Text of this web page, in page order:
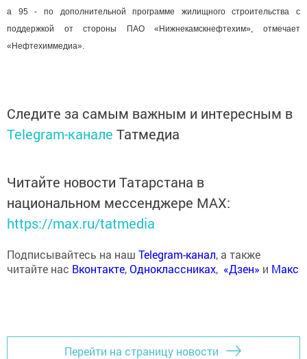
а 95 - по дополнительной программе жилищного строительства с
поддержкой от стороны ПАО «Нижнекамскнефтехим», отмечает
«Нефтехиммедиа».
Следите за самым важным и интересным в
Telegram-канале Татмедиа
Читайте новости Татарстана в
национальном мессенджере MАХ:
https://max.ru/tatmedia
Подписывайтесь на наш Telegram-канал, а также
читайте нас Вконтакте,Одноклассниках, «Дзен» и Макс
Перейти на страницу новости